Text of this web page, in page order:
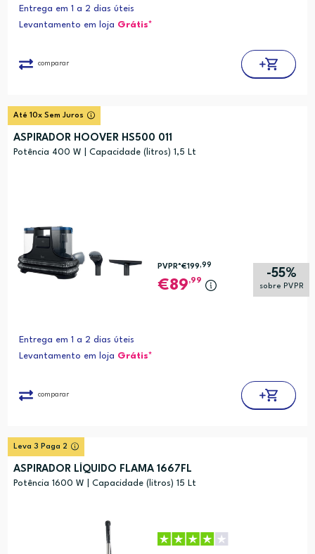
Entrega em 1 a 2 dias úteis
Levantamento em loja Grátis*
comparar
Até 10x Sem Juros
ASPIRADOR HOOVER HS500 011
Potência 400 W | Capacidade (litros) 1,5 Lt
-55%
sobre PVPR
PVPR*€199 ,99
89,99
Entrega em 1 a 2 dias úteis
Levantamento em loja Grátis*
comparar
Leva 3 Paga 2
ASPIRADOR LÍQUIDO FLAMA 1667FL
Potência 1600 W | Capacidade (litros) 15 Lt